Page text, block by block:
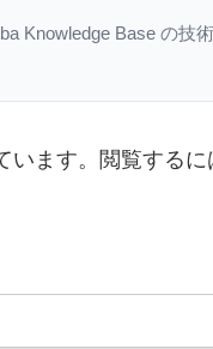
Knowledge Base の技
います。閲覧する